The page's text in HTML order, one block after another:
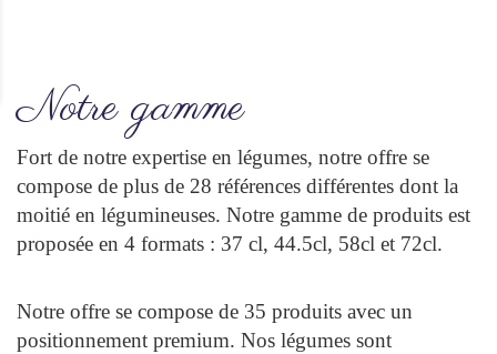
Notre gamme
Fort de notre expertise en légumes, notre offre se
compose de plus de 28 références différentes dont la
moitié en légumineuses. Notre gamme de produits est
proposée en 4 formats : 37 cl, 44.5cl, 58cl et 72cl.
Notre offre se compose de 35 produits avec un
positionnement premium. Nos légumes sont